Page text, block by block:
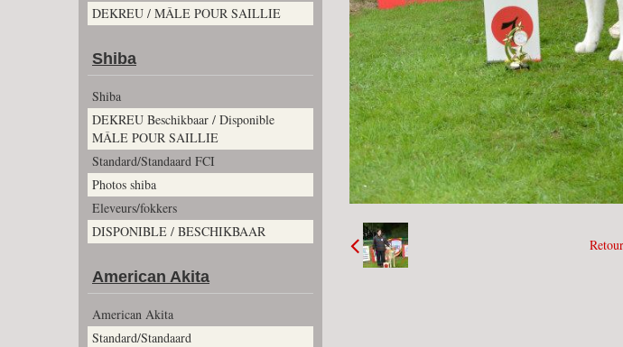
DEKREU / MÂLE POUR SAILLIE
Shiba
Shiba
DEKREU Beschikbaar / Disponible
MÂLE POUR SAILLIE
Standard/Standaard FCI
Photos shiba
Eleveurs/fokkers
DISPONIBLE / BESCHIKBAAR
American Akita
American Akita
Standard/Standaard
Retour